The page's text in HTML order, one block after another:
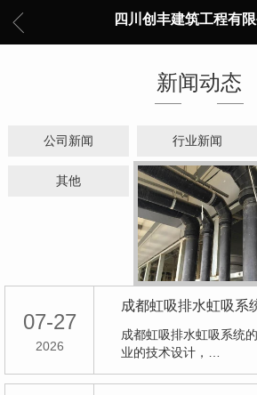
四川创丰建筑工程有限
新闻动态
公司新闻 行业新闻
其他
07-27
2026
成都虹吸排水虹吸系
成都虹吸排水虹吸系统
业的技术设计，…